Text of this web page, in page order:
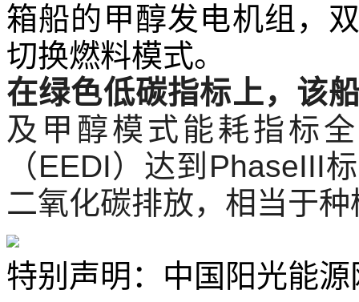
箱船的甲醇发电机组，
切换燃料模式。
在绿色低碳指标上，该
及甲醇模式能耗指标
（EEDI）达到PhaseIII
二氧化碳排放，相当于
特别声明：中国阳光能